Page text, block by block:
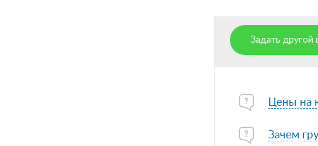
Задать другой
Цены на
Зачем